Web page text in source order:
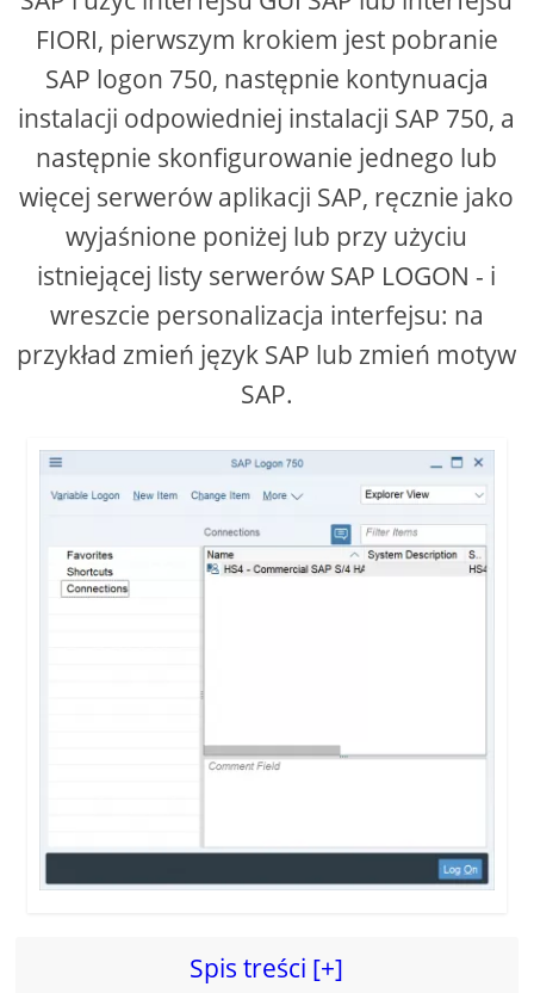
i
d
e
o
FIORI, pierwszym krokiem jest pobranie
SAP logon 750, następnie kontynuacja
instalacji odpowiedniej instalacji SAP 750, a
następnie skonfigurowanie jednego lub
więcej serwerów aplikacji SAP, ręcznie jako
wyjaśnione poniżej lub przy użyciu
istniejącej listy serwerów SAP LOGON - i
wreszcie personalizacja interfejsu: na
przykład zmień język SAP lub zmień motyw
SAP.
Spis treści [+]